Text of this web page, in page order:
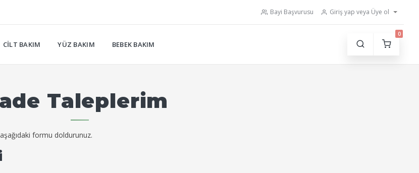
Bayi Başvurusu Giriş yap veya Üye ol
CILT BAKIM YÜZ BAKIM BEBEK BAKIM
0
Taleplerim
formu doldurunuz.